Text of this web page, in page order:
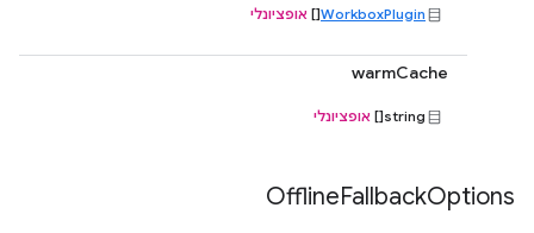
WorkboxPlugin
[] אופציונלי
warmCache
string[] אופציונלי
OfflineFallbackOptions